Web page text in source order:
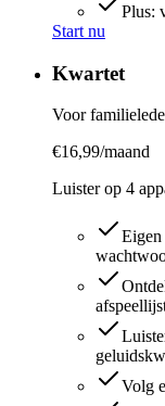
Plus:
Start nu
Kwartet
Voor
€16,99/maand
Luister op 4
Eigen
Volg